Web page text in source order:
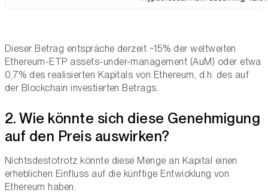
Dieser Betrag entspräche derzeit ~15% der weltweiten
Ethereum-ETP assets-under-management (AuM) oder etwa
0,7% des realisierten Kapitals von Ethereum, d.h. des auf
der Blockchain investierten Betrags.
2. Wie könnte sich diese Genehmigung
auf den Preis auswirken?
Nichtsdestotrotz könnte diese Menge an Kapital einen
erheblichen Einfluss auf die künftige Entwicklung von
Ethereum haben.